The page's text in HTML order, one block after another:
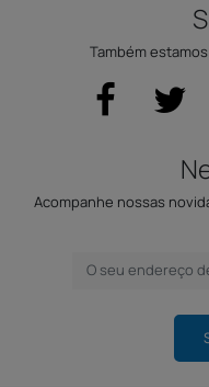
Também
Acompanhe nossas